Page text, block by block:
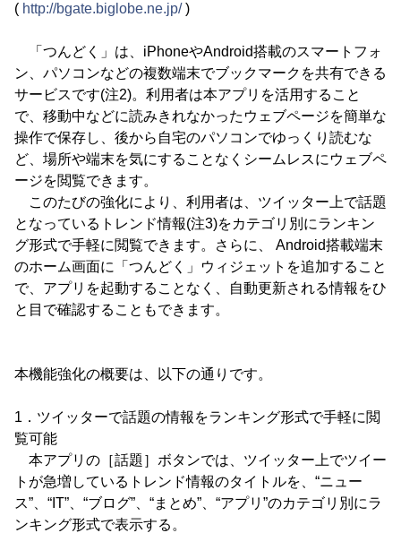
( http://bgate.biglobe.ne.jp/)
「つんどく」は、iPhoneやAndroid搭載のスマートフォ
ン、パソコンなどの複数端末でブックマークを共有できる
サービスです(注2)。利用者は本アプリを活用すること
で、移動中などに読みきれなかったウェブページを簡単な
操作で保存し、後から自宅のパソコンでゆっくり読むな
ど、場所や端末を気にすることなくシームレスにウェブペ
ージを閲覧できます。
このたびの強化により、利用者は、ツイッター上で話題
となっているトレンド情報(注3)をカテゴリ別にランキン
グ形式で手軽に閲覧できます。さらに、 Android搭載端末
のホーム画面に「つんどく」ウィジェットを追加すること
で、アプリを起動することなく、自動更新される情報をひ
と目で確認することもできます。
本機能強化の概要は、以下の通りです。
1．ツイッターで話題の情報をランキング形式で手軽に閲
覧可能
本アプリの［話題］ボタンでは、ツイッター上でツイー
トが急増しているトレンド情報のタイトルを、“ニュー
ス”、“IT”、“ブログ”、“まとめ”、“アプリ”のカテゴリ別にラ
ンキング形式で表示する。